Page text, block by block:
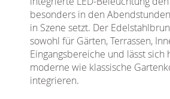
besonders in den
in Szene setzt. Der
sowohl für Gärten, Terrassen,
Eingangsbereiche und lässt sich
moderne wie klassische
integrieren.